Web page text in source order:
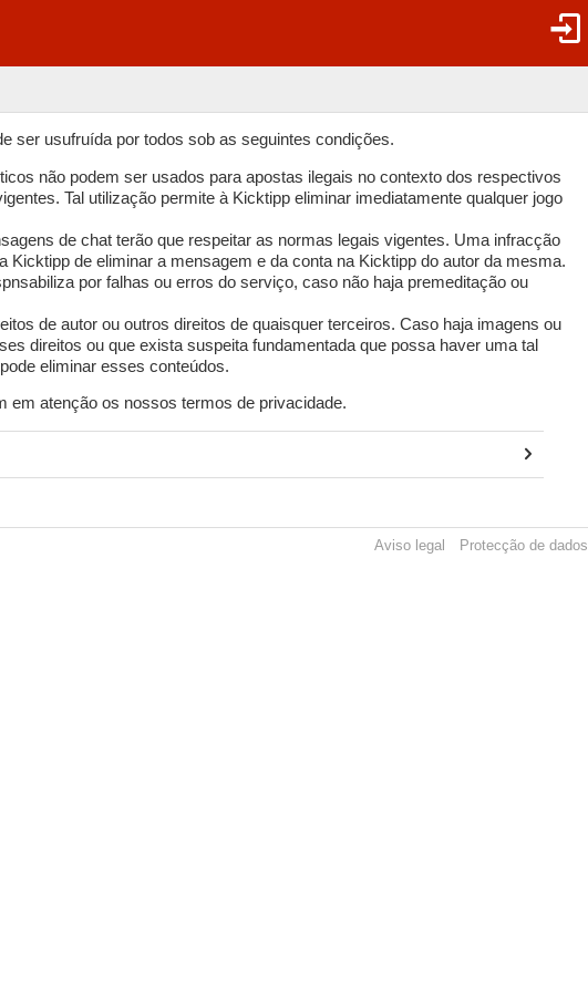
ser usufruída por todos sob as seguintes condições.
não podem ser usados para apostas ilegais no contexto dos respectivos
Tal utilização permite à Kicktipp eliminar imediatamente qualquer jogo
de chat terão que respeitar as normas legais vigentes. Uma infracção
Kicktipp de eliminar a mensagem e da conta na Kicktipp do autor da mesma.
por falhas ou erros do serviço, caso não haja premeditação ou
de autor ou outros direitos de quaisquer terceiros. Caso haja imagens ou
direitos ou que exista suspeita fundamentada que possa haver uma tal
eliminar esses conteúdos.
em atenção os nossos termos de privacidade.
Aviso legal Protecção de dados